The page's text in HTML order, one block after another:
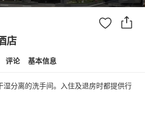
店
评论 基本信息
湿分离的洗手间。入住及退房时都提供行